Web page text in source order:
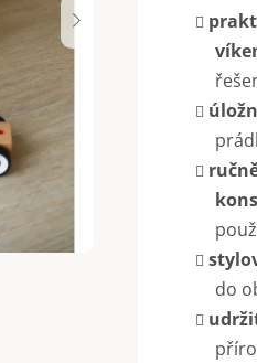
hvězdiček.
do